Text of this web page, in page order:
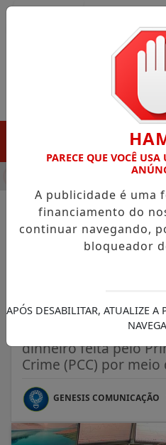
EM PORTO
NOTÍCIAS/NOTÍCIAS
Fintechs
em operações
Operação tinha como
dinheiro feita pelo
Crime (PCC) por
GENESIS COMUNICAÇÃO
PARECE QUE VOCÊ
A publicidade é uma
financiamento do
continuar navegando,
bloqueador
APÓS DESABILITAR, ATUALIZE A